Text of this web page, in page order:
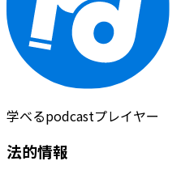
学べるpodcastプレイヤー
法的情報